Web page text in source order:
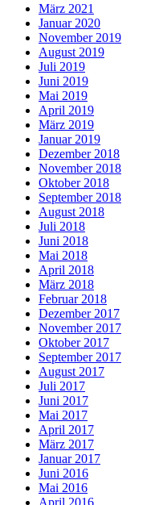
März 2021
Januar 2020
November 2019
August 2019
Juli 2019
Juni 2019
Mai 2019
April 2019
März 2019
Januar 2019
Dezember 2018
November 2018
Oktober 2018
September 2018
August 2018
Juli 2018
Juni 2018
Mai 2018
April 2018
März 2018
Februar 2018
Dezember 2017
November 2017
Oktober 2017
September 2017
August 2017
Juli 2017
Juni 2017
Mai 2017
April 2017
März 2017
Januar 2017
Juni 2016
Mai 2016
April 2016